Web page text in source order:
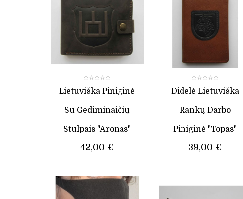
Lietuviška Piniginė
Su Gediminaičių
Stulpais "Aronas"
42,00 €
Didelė Lietuviška
Rankų Darbo
Piniginė "Topas"
39,00 €